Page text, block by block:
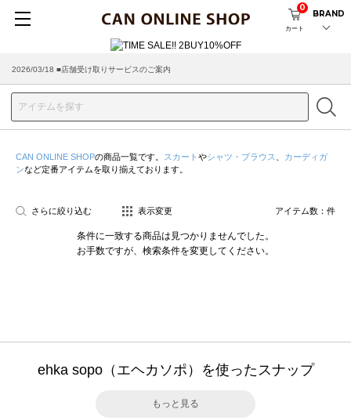
カート
0
BRAND
2026/03/18 ■店舗受け取りサービスのご案内
CAN ONLINE SHOPの商品一覧です。 スカート やシャツ・ブラウス
カーディガ
ンなど定番アイテムを取り揃えております。
さらに絞り込む 表示変更 アイテム数： 件
条件に一致する商品は見つかりませんでした。
お手数ですが、検索条件を変更してください。
ehka sopo（エヘカソポ）を使ったスナップ
もっと見る